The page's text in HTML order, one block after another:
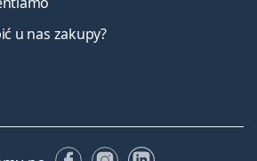
u nas zakupy?
FacebookuInstagramie
LinkedIn